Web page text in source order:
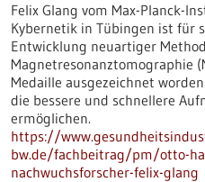
Felix Glang vom Max-Planck-
Kybernetik in Tübingen ist für
Entwicklung neuartiger
Magnetresonanztomographie
Medaille ausgezeichnet
die bessere und schnellere
ermöglichen.
https://
bw.de/fachbeitrag/pm/otto-
nachwuchsforscher-felix-glang